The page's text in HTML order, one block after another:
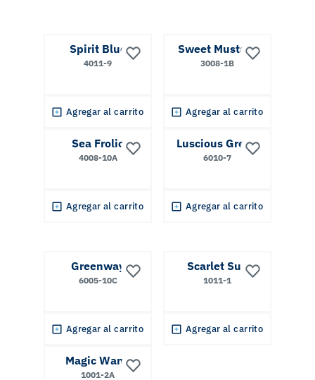
Spirit Blue
4011-9
Agregar al carrito
Sweet Mustard
3008-1B
Agregar al carrito
Sea Frolic
4008-10A
Agregar al carrito
Luscious Green
6010-7
Agregar al carrito
Greenway
6005-10C
Agregar al carrito
Scarlet Sun
1011-1
Agregar al carrito
Magic Wand
1001-2A